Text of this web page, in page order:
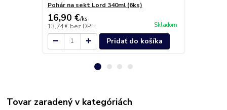
Pohár na sekt Lord 340ml (6ks)
16,90 €/ks
13,74 € bez DPH Skladom
Pridať do košíka
Tovar zaradený v kategóriách